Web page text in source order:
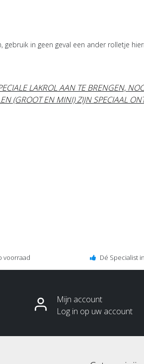
in geen geval een ander rolletje
LAKROL AAN TE BRENGEN,
(GROOT EN MINI) ZIJN SPECIAAL
voorraad Dé Specialist
Mijn account
Log in op uw account